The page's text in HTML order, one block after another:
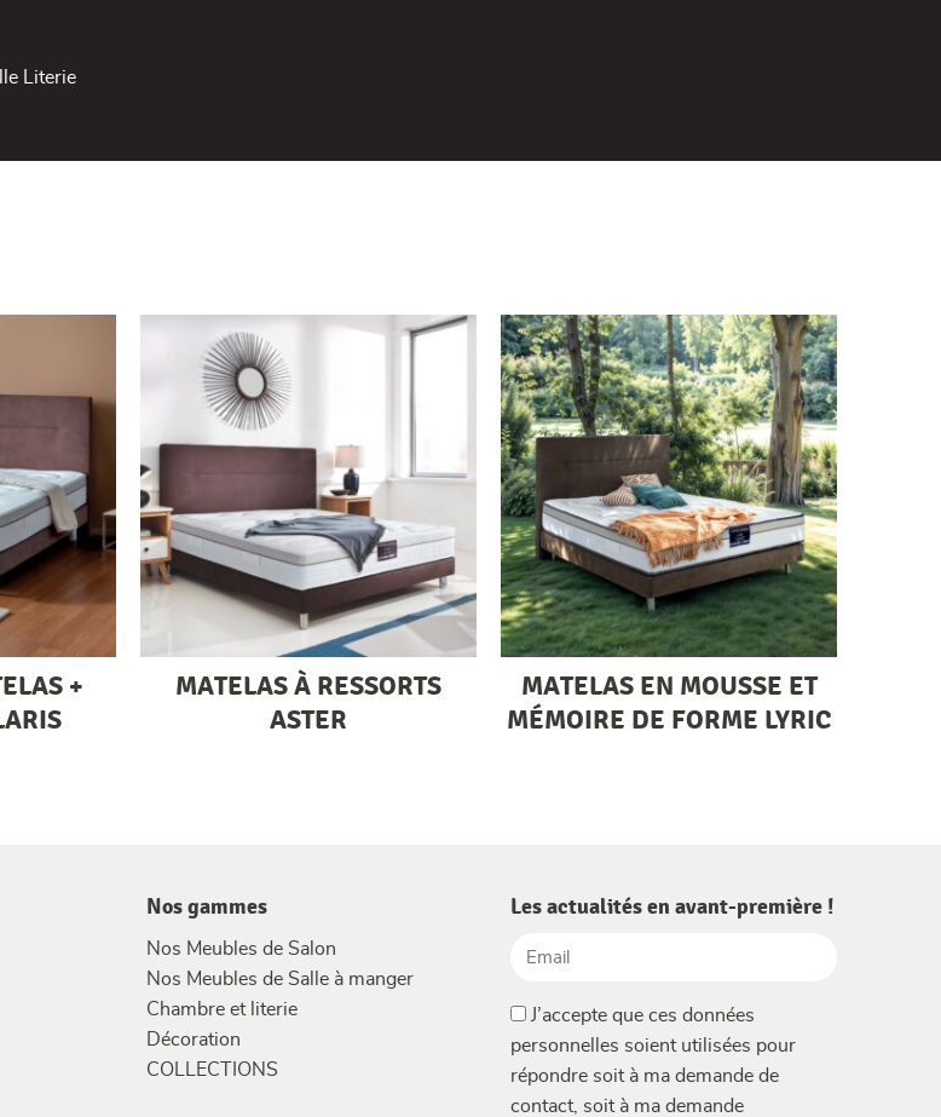
Literie
+
MATELAS À RESSORTS
ASTER
MATELAS EN MOUSSE ET
MÉMOIRE DE FORME LYRIC
Nos gammes
Nos Meubles de Salon
Nos Meubles de Salle à manger
Chambre et literie
Décoration
COLLECTIONS
Les actualités en avant-première !
Email
(Nécessaire)
J’accepte que ces données
personnelles soient utilisées pour
répondre soit à ma demande de
contact, soit à ma demande